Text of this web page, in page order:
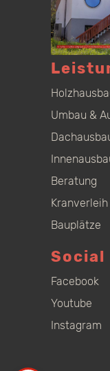
Umbau &
Beratung
Kranverleih
Bauplätze
Social
Facebook
Youtube
Instagram